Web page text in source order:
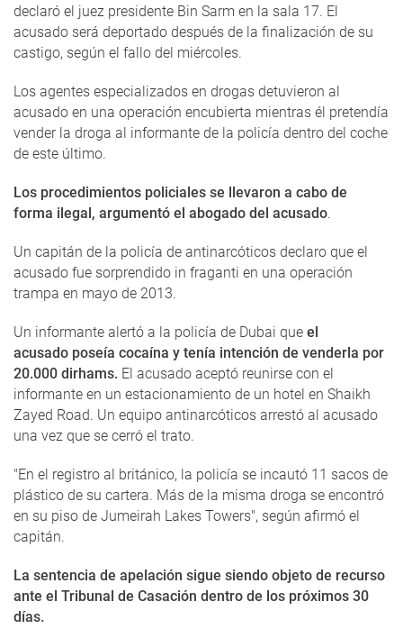
declaró el juez presidente Bin Sarm en la sala 17. El
acusado será deportado después de la finalización de su
castigo, según el fallo del miércoles.
Los agentes especializados en drogas detuvieron al
acusado en una operación encubierta mientras él pretendía
vender la droga al informante de la policía dentro del coche
de este último.
Los procedimientos policiales se llevaron a cabo de
forma ilegal, argumentó el abogado del acusado.
Un capitán de la policía de antinarcóticos declaro que el
acusado fue sorprendido in fraganti en una operación
trampa en mayo de 2013.
Un informante alertó a la policía de Dubai que el
acusado poseía cocaína y tenía intención de venderla por
20.000 dirhams. El acusado aceptó reunirse con el
informante en un estacionamiento de un hotel en Shaikh
Zayed Road. Un equipo antinarcóticos arrestó al acusado
una vez que se cerró el trato.
"En el registro al británico, la policía se incautó 11 sacos de
plástico de su cartera. Más de la misma droga se encontró
en su piso de Jumeirah Lakes Towers", según afirmó el
capitán.
La sentencia de apelación sigue siendo objeto de recurso
ante el Tribunal de Casación dentro de los próximos 30
días.